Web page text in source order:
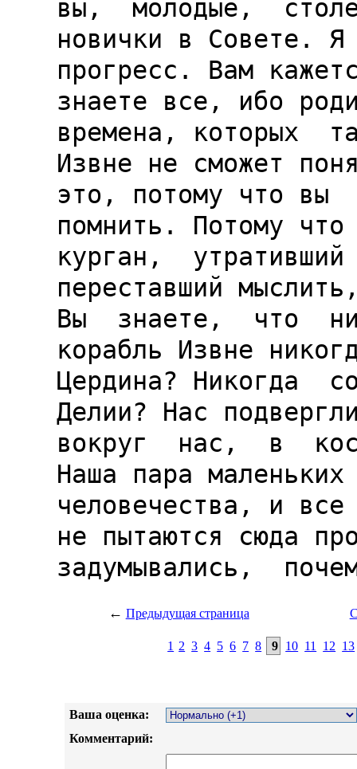
← Предыдущая страница
1 2 3 4 5 6 7 8 9 10 11 12 13
Ваша оценка:
Комментарий: